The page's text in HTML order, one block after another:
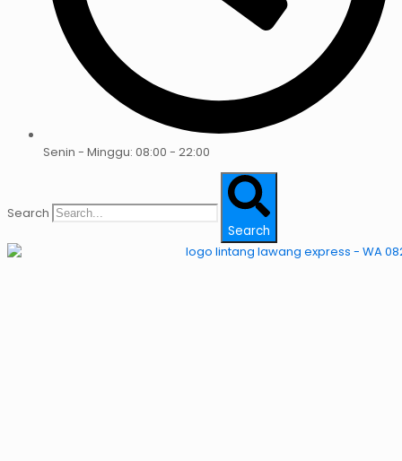
Senin - Minggu: 08:00 - 22:00
Search
Search